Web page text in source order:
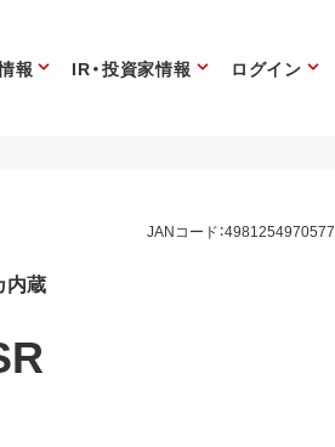
報 IR・投資家情報 ログイン
JANコード：4981254970577
内蔵